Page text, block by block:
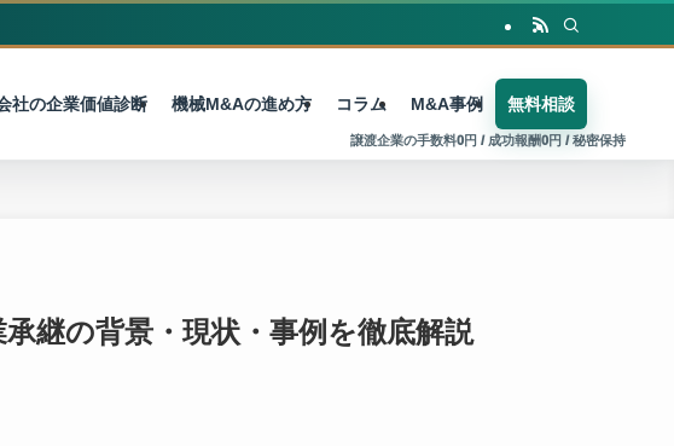
社の企業価値診断 機械M&Aの進め方 コラム M&A事例 無料相談
継の背景・現状・事例を徹底解説